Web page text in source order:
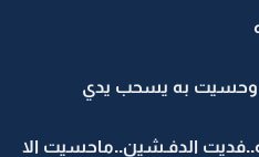
وحسيت به يسحب يدي
الدفـشين..ماحسيت الا